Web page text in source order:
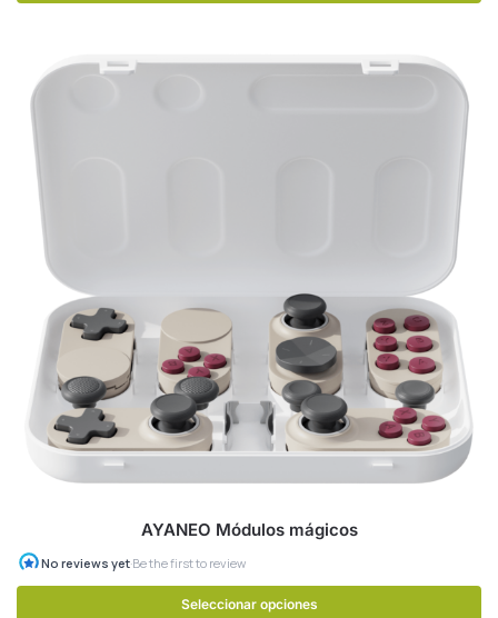
AYANEO Módulos mágicos
Seleccionar opciones